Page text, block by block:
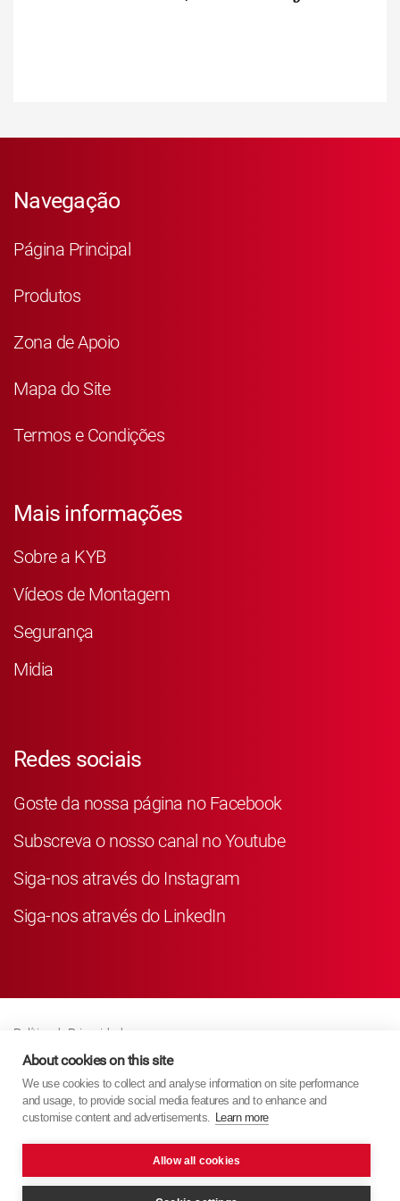
Navegação
Página Principal
Produtos
Zona de Apoio
Mapa do Site
Termos e Condições
Mais informações
Sobre a KYB
Vídeos de Montagem
Segurança
Midia
Redes sociais
Goste da nossa página no Facebook
Subscreva o nosso canal no Youtube
Siga-nos através do Instagram
Siga-nos através do LinkedIn
Política de Privacidade
Business Partner Privacy
Política de Cookies
Modern Slavery Act Policy
About cookies on this site
We use cookies to collect and analyse information on site performance
and usage, to provide social media features and to enhance and
customise content and advertisements. Learn more
Allow all cookies